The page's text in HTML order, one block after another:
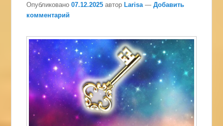
Опубликовано07.12.2025 автор Larisa —Добавить
комментарий